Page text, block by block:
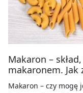
Makaron –
makaronem. Jak
Makaron – czy mogę